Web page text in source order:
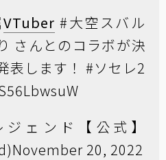
VTuber #大空スバル
さんとのコラボが決
表します！ #ソセレ2
ェンド【公式】
November 20, 2022